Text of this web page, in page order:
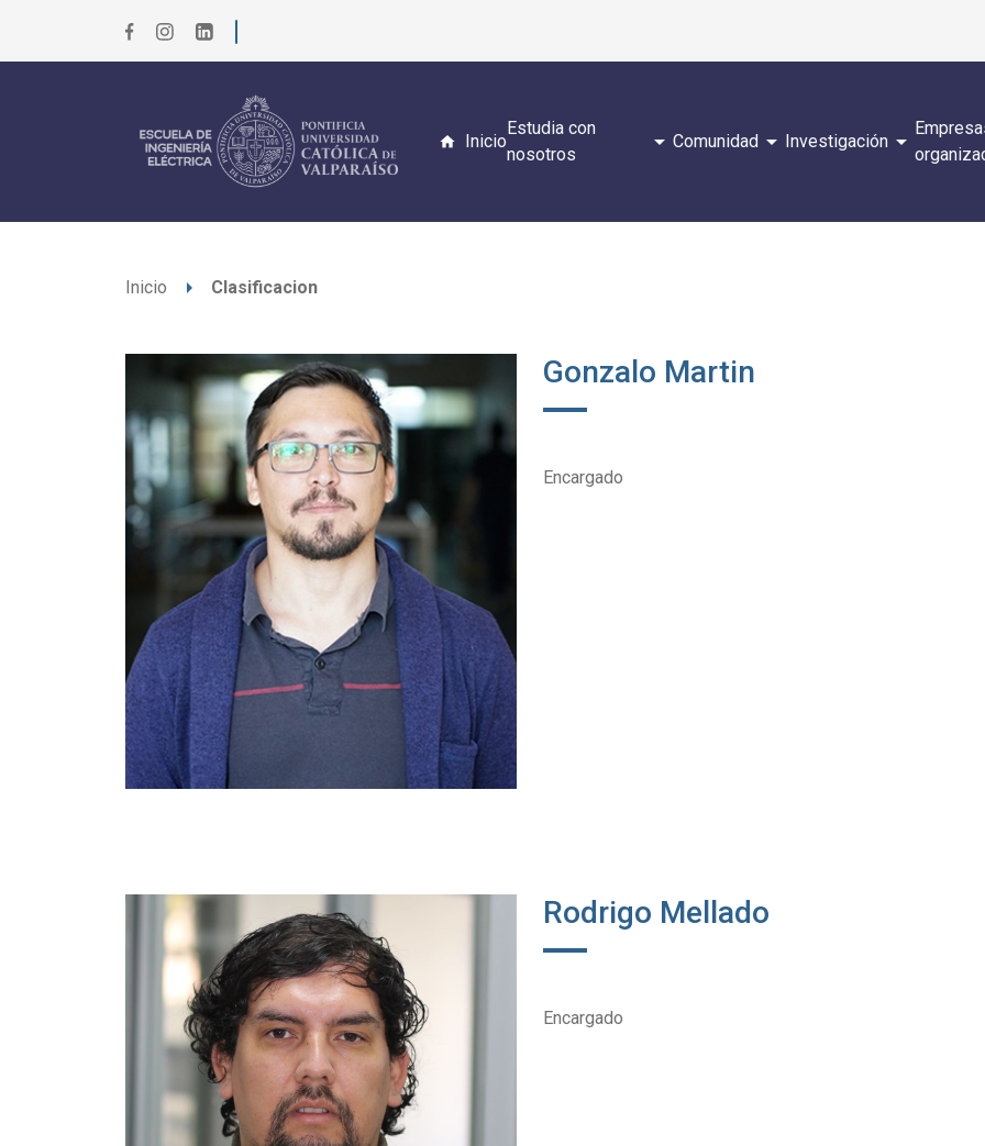
Inicio
Estudia con
nosotros
arrow_drop_down Comunidadarrow_drop_down Investigaciónarrow_drop_down
Inicio arrow_right Clasificacion
Gonzalo Martin
Encargado
Rodrigo Mellado
Encargado